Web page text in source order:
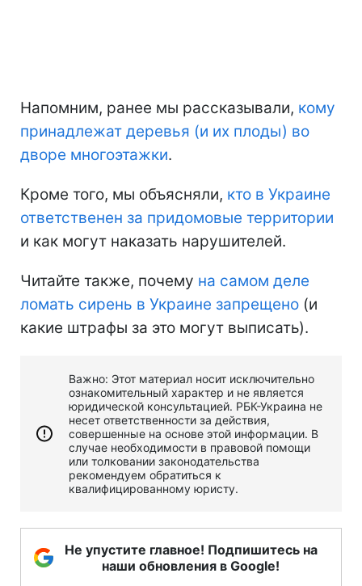
Напомним, ранее мы рассказывали, кому
принадлежат деревья (и их плоды) во
дворе многоэтажки.
Кроме того, мы объясняли, кто в Украине
ответственен за придомовые территории
и как могут наказать нарушителей.
Читайте также, почему на самом деле
ломать сирень в Украине запрещено (и
какие штрафы за это могут выписать).
Важно: Этот материал носит исключительно
ознакомительный характер и не является
юридической консультацией. РБК-Украина не
несет ответственности за действия,
совершенные на основе этой информации. В
случае необходимости в правовой помощи
или толковании законодательства
рекомендуем обратиться к
квалифицированному юристу.
Не упустите главное! Подпишитесь на
наши обновления в Google!